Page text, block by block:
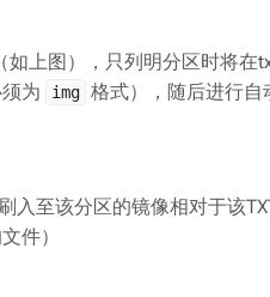
上图），只列明分区时将在
为 img 格式），随后进行自
入至该分区的镜像相对于该
件）